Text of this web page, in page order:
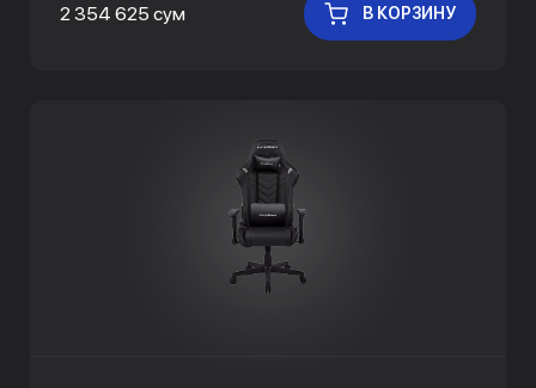
2 354 625 сум В КОРЗИНУ